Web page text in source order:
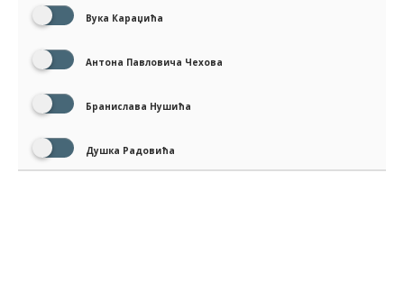
Вука Караџића
Антона Павловича Чехова
Бранислава Нушића
Душка Радовића